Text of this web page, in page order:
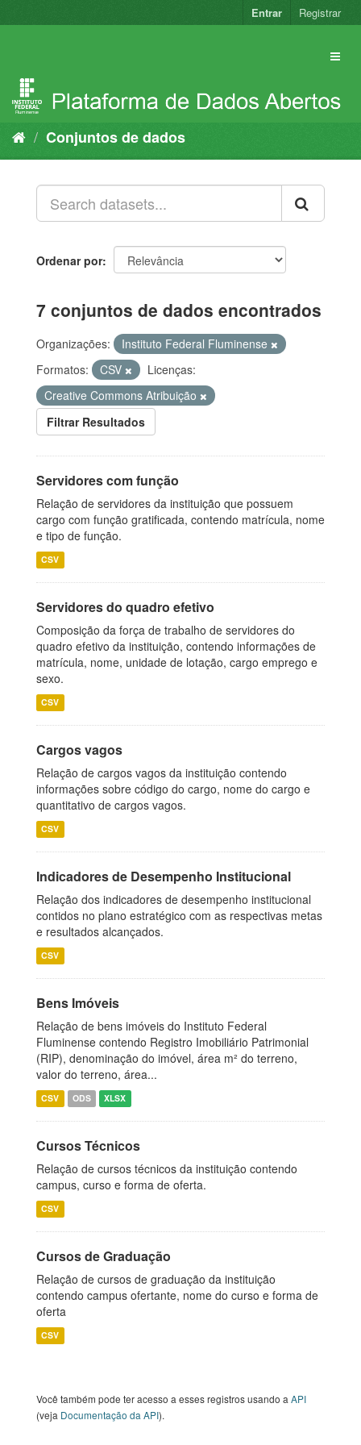
para
Entrar Registrar
Conjuntos de dados
Ordenar por
7 conjuntos de dados encontrados
Organizações:
Instituto Federal Fluminense
Formatos:
CSV
Licenças:
Creative Commons Atribuição
Filtrar Resultados
Servidores com função
Relação de servidores da instituição que possuem
cargo com função gratificada, contendo matrícula, nome
e tipo de função.
CSV
Servidores do quadro efetivo
Composição da força de trabalho de servidores do
quadro efetivo da instituição, contendo informações de
matrícula, nome, unidade de lotação, cargo emprego e
sexo.
CSV
Cargos vagos
Relação de cargos vagos da instituição contendo
informações sobre código do cargo, nome do cargo e
quantitativo de cargos vagos.
CSV
Indicadores de Desempenho Institucional
Relação dos indicadores de desempenho institucional
contidos no plano estratégico com as respectivas metas
e resultados alcançados.
CSV
Bens Imóveis
Relação de bens imóveis do Instituto Federal
Fluminense contendo Registro Imobiliário Patrimonial
(RIP), denominação do imóvel, área m² do terreno,
valor do terreno, área...
CSV ODS XLSX
Cursos Técnicos
Relação de cursos técnicos da instituição contendo
campus, curso e forma de oferta.
CSV
Cursos de Graduação
Relação de cursos de graduação da instituição
contendo campus ofertante, nome do curso e forma de
oferta
CSV
Você também pode ter acesso a esses registros usando aAPI
(veja Documentação da API).